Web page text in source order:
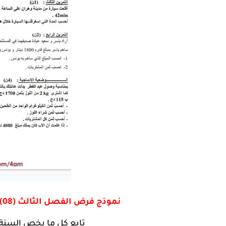
نموذج فرض الفصل الثالث (08) الرياضيات للسنة 3 ابتدائي - الجيل الثاني
تابع كل ما يخص السنة 3 ابتدائي من خلال العنوان